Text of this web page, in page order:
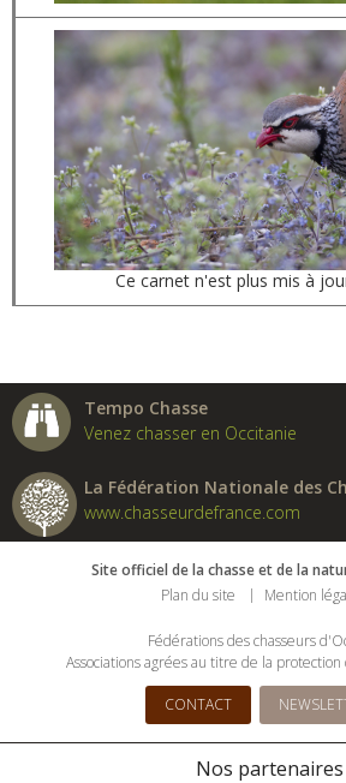
Ce carnet n'est plus mis à
Tempo Chasse
Venez chasser en Occitanie
La Fédération Nationale des
www.chasseurdefrance.com
Site officiel de la chasse et de la
Plan du site
Mention
Fédérations des chasseurs
Associations agrées au titre de la
CONTACT
Nos partenaires